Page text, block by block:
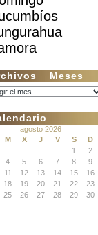
_ Meses
agosto 2026
M X J V S
D
1
2
4 5 6 7 8
9
11 12 13 14 15
16
18 19 20 21 22
23
25 26 27 28 29
30